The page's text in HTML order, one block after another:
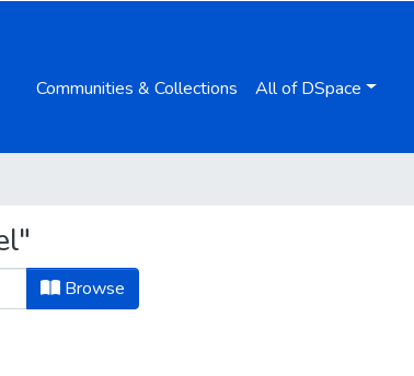
Communities & Collections All of DSpace
Browse